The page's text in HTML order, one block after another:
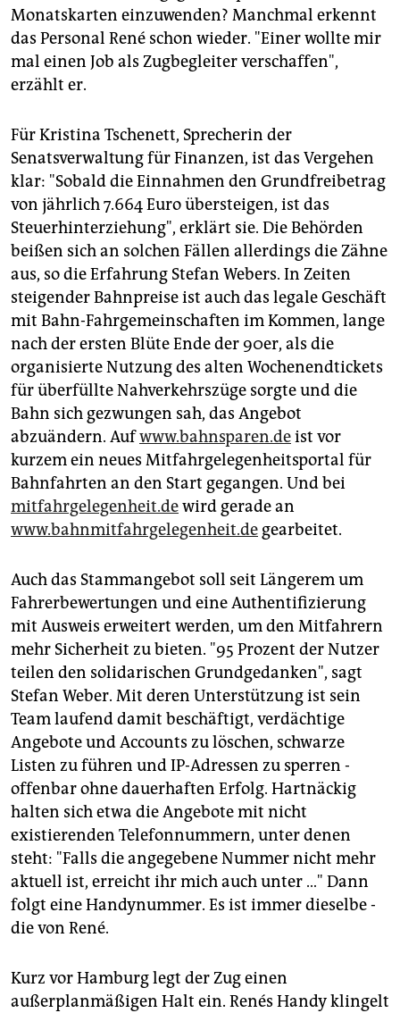
Monatskarten einzuwenden? Manchmal erkennt
das Personal René schon wieder. "Einer wollte mir
mal einen Job als Zugbegleiter verschaffen",
erzählt er.
Für Kristina Tschenett, Sprecherin der
Senatsverwaltung für Finanzen, ist das Vergehen
klar: "Sobald die Einnahmen den Grundfreibetrag
von jährlich 7.664 Euro übersteigen, ist das
Steuerhinterziehung", erklärt sie. Die Behörden
beißen sich an solchen Fällen allerdings die Zähne
aus, so die Erfahrung Stefan Webers. In Zeiten
steigender Bahnpreise ist auch das legale Geschäft
mit Bahn-Fahrgemeinschaften im Kommen, lange
nach der ersten Blüte Ende der 90er, als die
organisierte Nutzung des alten Wochenendtickets
für überfüllte Nahverkehrszüge sorgte und die
Bahn sich gezwungen sah, das Angebot
abzuändern. Aufwww.bahnsparen.deist vor
kurzem ein neues Mitfahrgelegenheitsportal für
Bahnfahrten an den Start gegangen. Und bei
mitfahrgelegenheit.dewird gerade an
www.bahnmitfahrgelegenheit.de gearbeitet.
Auch das Stammangebot soll seit Längerem um
Fahrerbewertungen und eine Authentifizierung
mit Ausweis erweitert werden, um den Mitfahrern
mehr Sicherheit zu bieten. "95 Prozent der Nutzer
teilen den solidarischen Grundgedanken", sagt
Stefan Weber. Mit deren Unterstützung ist sein
Team laufend damit beschäftigt, verdächtige
Angebote und Accounts zu löschen, schwarze
Listen zu führen und IP-Adressen zu sperren -
offenbar ohne dauerhaften Erfolg. Hartnäckig
halten sich etwa die Angebote mit nicht
existierenden Telefonnummern, unter denen
steht: "Falls die angegebene Nummer nicht mehr
aktuell ist, erreicht ihr mich auch unter …" Dann
folgt eine Handynummer. Es ist immer dieselbe -
die von René.
Kurz vor Hamburg legt der Zug einen
außerplanmäßigen Halt ein. Renés Handy klingelt